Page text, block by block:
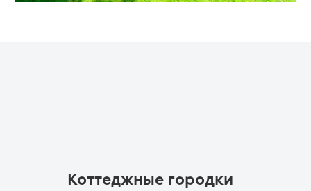
Коттеджные городки